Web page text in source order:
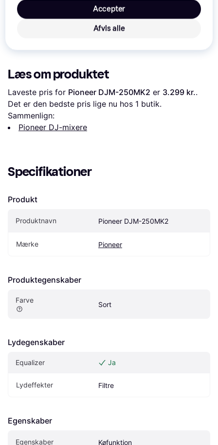
Læs om produktet
Laveste pris for Pioneer DJM-250MK2 er 3.299 kr..
Det er den bedste pris lige nu hos 1 butik.
Sammenlign:
Pioneer DJ-mixere
Specifikationer
Produkt
Produktnavn Pioneer DJM-250MK2
Mærke Pioneer
Produktegenskaber
Farve
Sort
Lydegenskaber
Equalizer Ja
Lydeffekter Filtre
Egenskaber
Egenskaber Køfunktion
Afvis alle
Accepter